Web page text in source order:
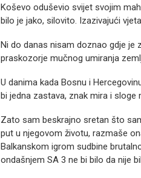
Koševo oduševio svijet svojim
bilo je jako, silovito. Izazivajući
Ni do danas nisam doznao gdje je
praskozorje mučnog umiranja
U danima kada Bosnu i
bi jedna zastava, znak mira i sloge
Zato sam beskrajno sretan što
put u njegovom životu, razmaše
Balkanskom igrom sudbine
ondašnjem SA 3 ne bi bilo da nije